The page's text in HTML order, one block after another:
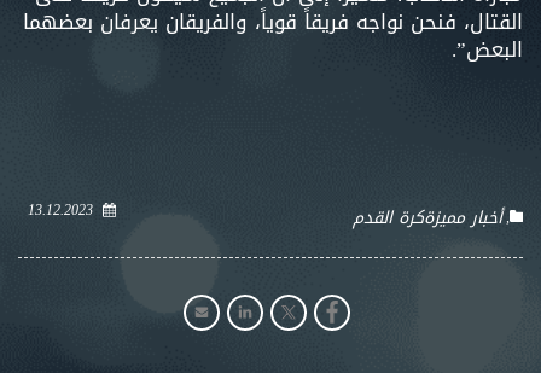
القتال، فنحن نواجه فريقاً قوياً، والفريقان يعرفان بعضهما
البعض”.
13.12.2023 أخبار مميزةكرة القدم